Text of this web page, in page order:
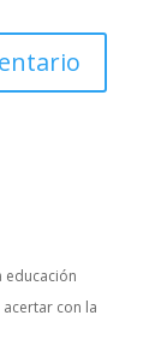
educación
con la